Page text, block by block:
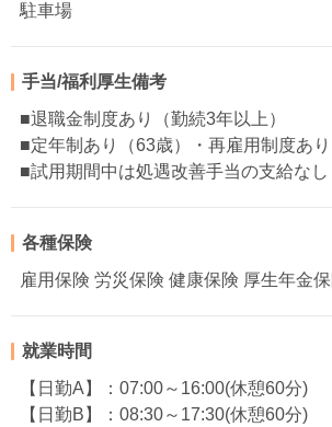
駐車場
手当/福利厚生備考
■退職金制度あり（勤続3年以上）
■定年制あり（63歳）・再雇用制度あり
■試用期間中は処遇改善手当の支給なし
各種保険
雇用保険 労災保険 健康保険 厚生年金
就業時間
【日勤A】：07:00～16:00(休憩60分)
【日勤B】：08:30～17:30(休憩60分)